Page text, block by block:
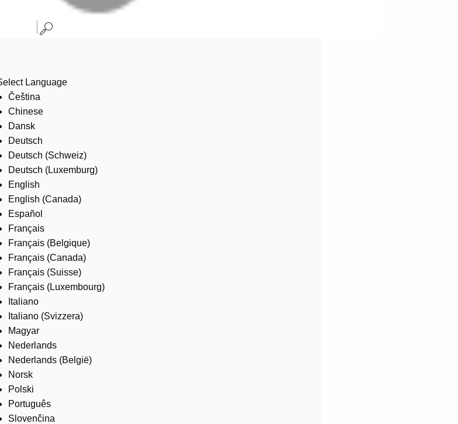
Language
Čeština
Chinese
Dansk
Deutsch
Deutsch (Schweiz)
Deutsch (Luxemburg)
English
English (Canada)
Español
Français
Français (Belgique)
Français (Canada)
Français (Suisse)
Français (Luxembourg)
Italiano
Italiano (Svizzera)
Magyar
Nederlands
Nederlands (België)
Norsk
Polski
Português
Slovenčina